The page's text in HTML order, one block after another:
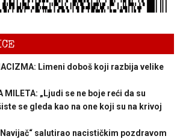
Limeni doboš koji razbija velike
MILETA: „Ljudi se ne boje reći da su
se gleda kao na one koji su na krivoj
„Navijač“ salutirao nacističkim pozdravom